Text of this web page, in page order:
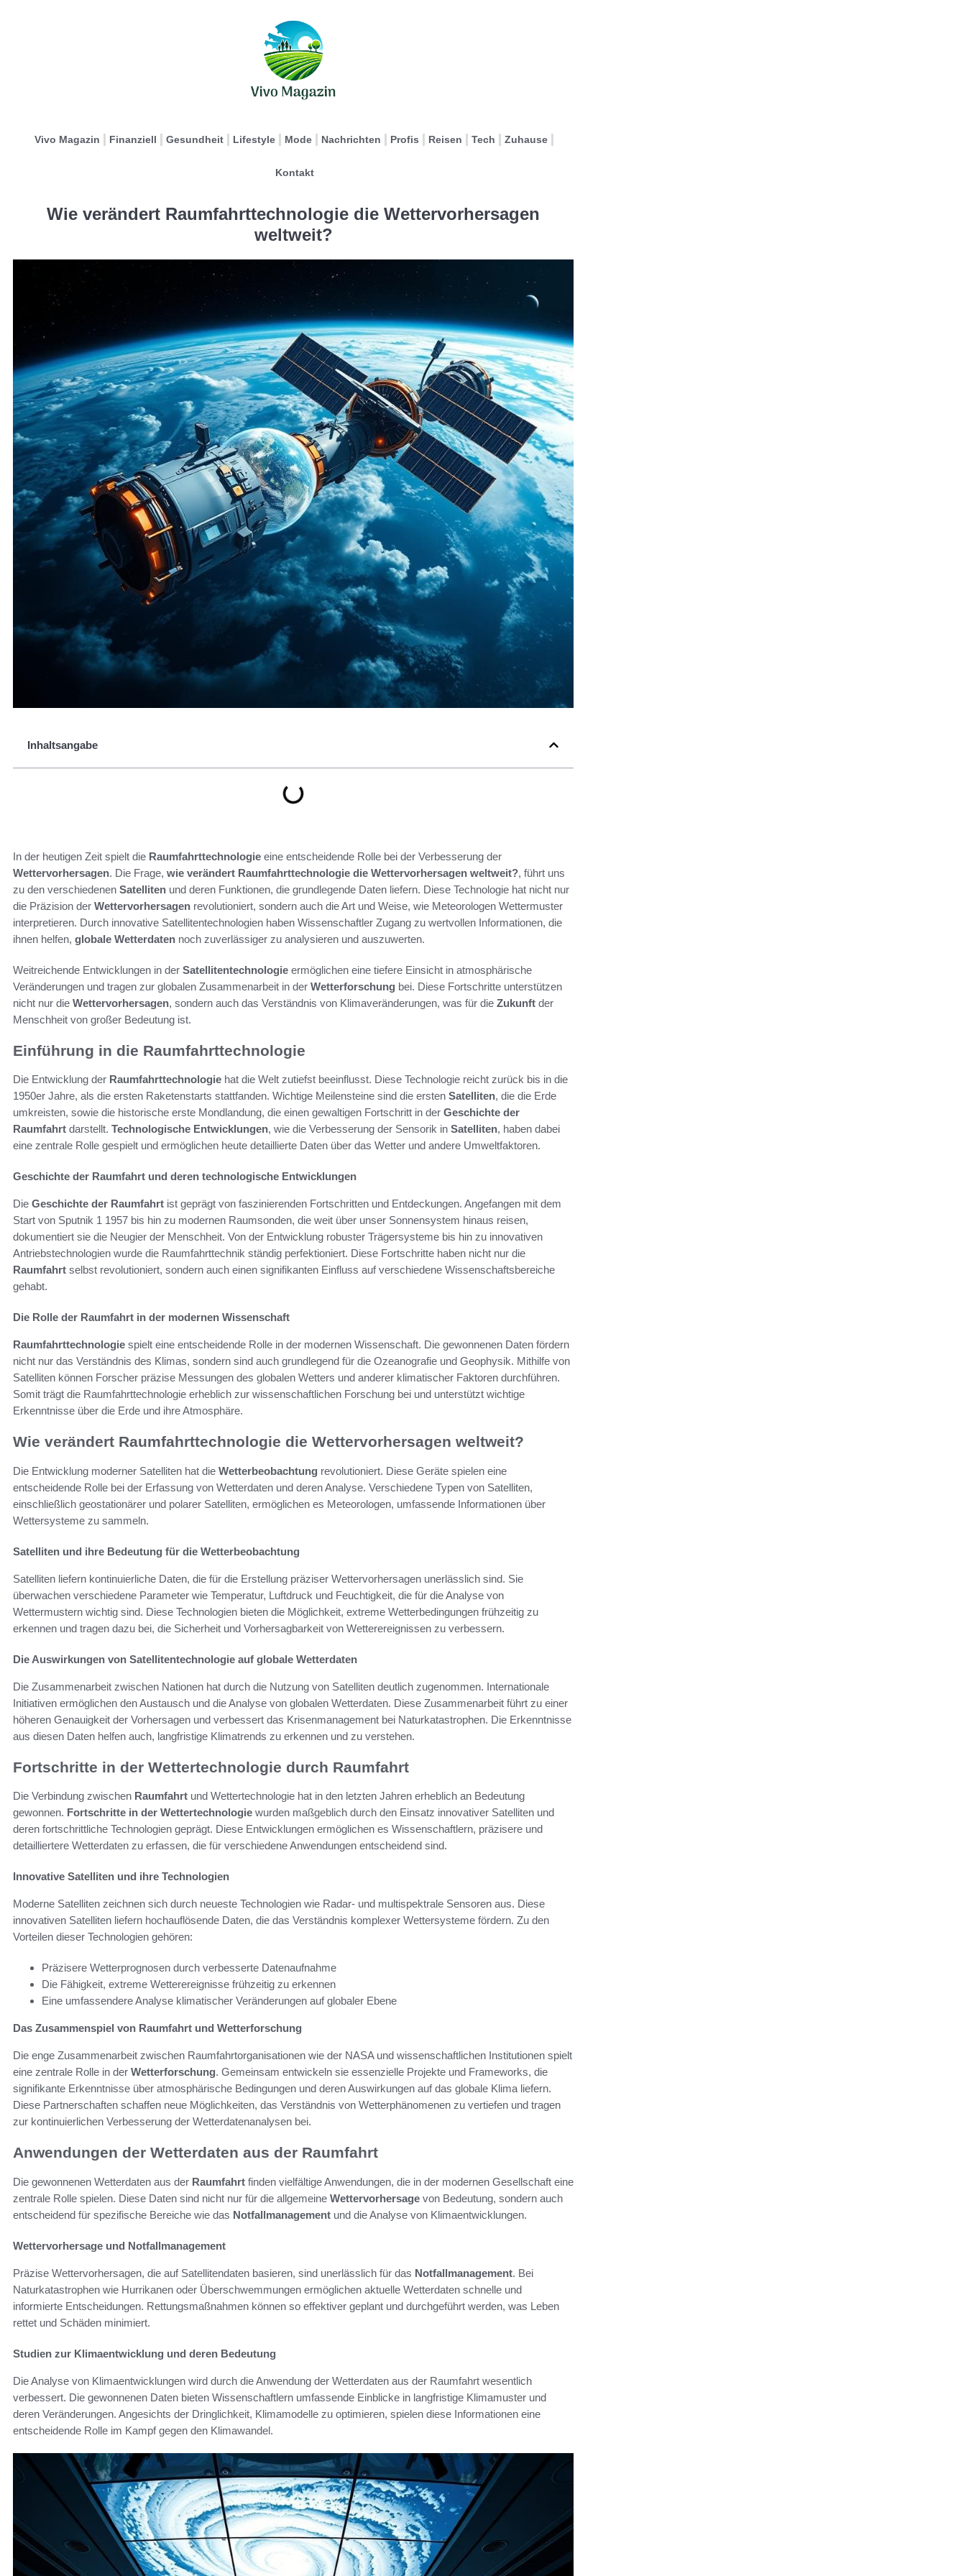
Vivo Magazin Finanziell Gesundheit Lifestyle Mode Nachrichten Profis Reisen Tech Zuhause
Kontakt
Wie verändert Raumfahrttechnologie die Wettervorhersagen
weltweit?
Inhaltsangabe
In der heutigen Zeit spielt die Raumfahrttechnologie eine entscheidende Rolle bei der Verbesserung der
Wettervorhersagen. Die Frage, wie verändert Raumfahrttechnologie die Wettervorhersagen weltweit?, führt uns
zu den verschiedenen Satelliten und deren Funktionen, die grundlegende Daten liefern. Diese Technologie hat nicht nur
die Präzision der Wettervorhersagen revolutioniert, sondern auch die Art und Weise, wie Meteorologen Wettermuster
interpretieren. Durch innovative Satellitentechnologien haben Wissenschaftler Zugang zu wertvollen Informationen, die
ihnen helfen, globale Wetterdaten noch zuverlässiger zu analysieren und auszuwerten.
Weitreichende Entwicklungen in der Satellitentechnologie ermöglichen eine tiefere Einsicht in atmosphärische
Veränderungen und tragen zur globalen Zusammenarbeit in der Wetterforschung bei. Diese Fortschritte unterstützen
nicht nur die Wettervorhersagen, sondern auch das Verständnis von Klimaveränderungen, was für die Zukunft der
Menschheit von großer Bedeutung ist.
Einführung in die Raumfahrttechnologie
Die Entwicklung der Raumfahrttechnologie hat die Welt zutiefst beeinflusst. Diese Technologie reicht zurück bis in die
1950er Jahre, als die ersten Raketenstarts stattfanden. Wichtige Meilensteine sind die ersten Satelliten, die die Erde
umkreisten, sowie die historische erste Mondlandung, die einen gewaltigen Fortschritt in der Geschichte der
Raumfahrt darstellt. Technologische Entwicklungen, wie die Verbesserung der Sensorik in Satelliten, haben dabei
eine zentrale Rolle gespielt und ermöglichen heute detaillierte Daten über das Wetter und andere Umweltfaktoren.
Geschichte der Raumfahrt und deren technologische Entwicklungen
Die Geschichte der Raumfahrt ist geprägt von faszinierenden Fortschritten und Entdeckungen. Angefangen mit dem
Start von Sputnik 1 1957 bis hin zu modernen Raumsonden, die weit über unser Sonnensystem hinaus reisen,
dokumentiert sie die Neugier der Menschheit. Von der Entwicklung robuster Trägersysteme bis hin zu innovativen
Antriebstechnologien wurde die Raumfahrttechnik ständig perfektioniert. Diese Fortschritte haben nicht nur die
Raumfahrt selbst revolutioniert, sondern auch einen signifikanten Einfluss auf verschiedene Wissenschaftsbereiche
gehabt.
Die Rolle der Raumfahrt in der modernen Wissenschaft
Raumfahrttechnologie spielt eine entscheidende Rolle in der modernen Wissenschaft. Die gewonnenen Daten fördern
nicht nur das Verständnis des Klimas, sondern sind auch grundlegend für die Ozeanografie und Geophysik. Mithilfe von
Satelliten können Forscher präzise Messungen des globalen Wetters und anderer klimatischer Faktoren durchführen.
Somit trägt die Raumfahrttechnologie erheblich zur wissenschaftlichen Forschung bei und unterstützt wichtige
Erkenntnisse über die Erde und ihre Atmosphäre.
Wie verändert Raumfahrttechnologie die Wettervorhersagen weltweit?
Die Entwicklung moderner Satelliten hat die Wetterbeobachtung revolutioniert. Diese Geräte spielen eine
entscheidende Rolle bei der Erfassung von Wetterdaten und deren Analyse. Verschiedene Typen von Satelliten,
einschließlich geostationärer und polarer Satelliten, ermöglichen es Meteorologen, umfassende Informationen über
Wettersysteme zu sammeln.
Satelliten und ihre Bedeutung für die Wetterbeobachtung
Satelliten liefern kontinuierliche Daten, die für die Erstellung präziser Wettervorhersagen unerlässlich sind. Sie
überwachen verschiedene Parameter wie Temperatur, Luftdruck und Feuchtigkeit, die für die Analyse von
Wettermustern wichtig sind. Diese Technologien bieten die Möglichkeit, extreme Wetterbedingungen frühzeitig zu
erkennen und tragen dazu bei, die Sicherheit und Vorhersagbarkeit von Wetterereignissen zu verbessern.
Die Auswirkungen von Satellitentechnologie auf globale Wetterdaten
Die Zusammenarbeit zwischen Nationen hat durch die Nutzung von Satelliten deutlich zugenommen. Internationale
Initiativen ermöglichen den Austausch und die Analyse von globalen Wetterdaten. Diese Zusammenarbeit führt zu einer
höheren Genauigkeit der Vorhersagen und verbessert das Krisenmanagement bei Naturkatastrophen. Die Erkenntnisse
aus diesen Daten helfen auch, langfristige Klimatrends zu erkennen und zu verstehen.
Fortschritte in der Wettertechnologie durch Raumfahrt
Die Verbindung zwischen Raumfahrt und Wettertechnologie hat in den letzten Jahren erheblich an Bedeutung
gewonnen. Fortschritte in der Wettertechnologie wurden maßgeblich durch den Einsatz innovativer Satelliten und
deren fortschrittliche Technologien geprägt. Diese Entwicklungen ermöglichen es Wissenschaftlern, präzisere und
detailliertere Wetterdaten zu erfassen, die für verschiedene Anwendungen entscheidend sind.
Innovative Satelliten und ihre Technologien
Moderne Satelliten zeichnen sich durch neueste Technologien wie Radar- und multispektrale Sensoren aus. Diese
innovativen Satelliten liefern hochauflösende Daten, die das Verständnis komplexer Wettersysteme fördern. Zu den
Vorteilen dieser Technologien gehören:
Präzisere Wetterprognosen durch verbesserte Datenaufnahme
Die Fähigkeit, extreme Wetterereignisse frühzeitig zu erkennen
Eine umfassendere Analyse klimatischer Veränderungen auf globaler Ebene
Das Zusammenspiel von Raumfahrt und Wetterforschung
Die enge Zusammenarbeit zwischen Raumfahrtorganisationen wie der NASA und wissenschaftlichen Institutionen spielt
eine zentrale Rolle in der Wetterforschung. Gemeinsam entwickeln sie essenzielle Projekte und Frameworks, die
signifikante Erkenntnisse über atmosphärische Bedingungen und deren Auswirkungen auf das globale Klima liefern.
Diese Partnerschaften schaffen neue Möglichkeiten, das Verständnis von Wetterphänomenen zu vertiefen und tragen
zur kontinuierlichen Verbesserung der Wetterdatenanalysen bei.
Anwendungen der Wetterdaten aus der Raumfahrt
Die gewonnenen Wetterdaten aus der Raumfahrt finden vielfältige Anwendungen, die in der modernen Gesellschaft eine
zentrale Rolle spielen. Diese Daten sind nicht nur für die allgemeine Wettervorhersage von Bedeutung, sondern auch
entscheidend für spezifische Bereiche wie das Notfallmanagement und die Analyse von Klimaentwicklungen.
Wettervorhersage und Notfallmanagement
Präzise Wettervorhersagen, die auf Satellitendaten basieren, sind unerlässlich für das Notfallmanagement. Bei
Naturkatastrophen wie Hurrikanen oder Überschwemmungen ermöglichen aktuelle Wetterdaten schnelle und
informierte Entscheidungen. Rettungsmaßnahmen können so effektiver geplant und durchgeführt werden, was Leben
rettet und Schäden minimiert.
Studien zur Klimaentwicklung und deren Bedeutung
Die Analyse von Klimaentwicklungen wird durch die Anwendung der Wetterdaten aus der Raumfahrt wesentlich
verbessert. Die gewonnenen Daten bieten Wissenschaftlern umfassende Einblicke in langfristige Klimamuster und
deren Veränderungen. Angesichts der Dringlichkeit, Klimamodelle zu optimieren, spielen diese Informationen eine
entscheidende Rolle im Kampf gegen den Klimawandel.